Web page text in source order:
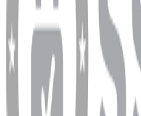
info@dukkanhifi.com 0850 441
Çalışma Saatleri: Pazartesi - Cuma